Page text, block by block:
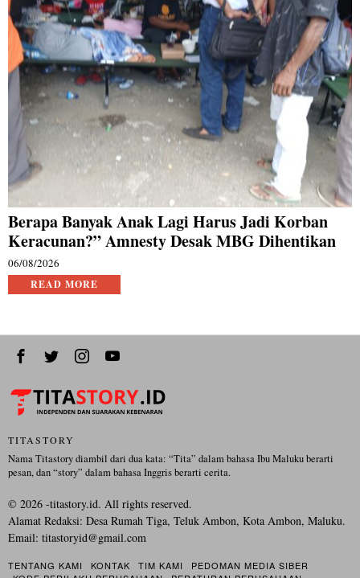
Berapa Banyak Anak Lagi Harus Jadi Korban
Keracunan?” Amnesty Desak MBG Dihentikan
06/08/2026
READ MORE
TITASTORY
Nama Titastory diambil dari dua kata: “Tita” dalam bahasa Ibu Maluku berarti
pesan, dan “story” dalam bahasa Inggris berarti cerita.
© 2026 -titastory.id. All rights reserved.
Alamat Redaksi: Desa Rumah Tiga, Teluk Ambon, Kota Ambon, Maluku.
Email: titastoryid@gmail.com
TENTANG KAMI KONTAK TIM KAMI
PEDOMAN MEDIA SIBER